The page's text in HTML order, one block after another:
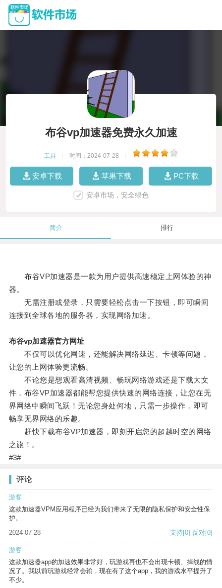
布谷vp加速器免费永久加速
工具 时间：2024-07-28
安卓下载 苹果下载 PC下载
安卓市场，安全绿色
简介 排行
布谷VP加速器是一款为用户提供高速稳定上网体验的神
器。
无需注册或登录，只需要轻松点击一下按钮，即可瞬间
连接到全球各地的服务器，实现网络加速。
布谷vp加速器官方网址
不仅可以优化网速，还能解决网络延迟、卡顿等问题，
让您的上网体验更流畅。
不论您是想观看高清视频、畅玩网络游戏还是下载大文
件，布谷VP加速器都能帮您提供快速的网络连接，让您在无
界网络中瞬间飞跃！无论您身处何地，只需一步操作，即可
畅享无界网络的乐趣。
赶快下载布谷VP加速器，即刻开启您的超越时空的网络
之旅！。
#3#
评论
游客
这款加速器VPM应用程序已经为我们带来了无限的隐私保护和安全性保
护。
2024-07-28
支持[0] 反对[0]
游客
这款加速器app的加速效果非常好，玩游戏再也不会出现卡顿、掉线的情
况了。我以前玩游戏经常会输，现在有了这个app，我的游戏水平提升了
不少。